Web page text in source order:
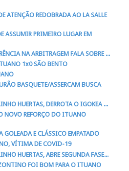
ATENÇÃO REDOBRADA AO LA SALLE
ASSUMIR PRIMEIRO LUGAR EM
NA ARBITRAGEM FALA SOBRE ...
1x0 SÃO BENTO
BASQUETE/ASSERCAM BUSCA
HUERTAS, DERROTA O IGOKEA ...
NOVO REFORÇO DO ITUANO
GOLEADA E CLÁSSICO EMPATADO
VÍTIMA DE COVID-19
HUERTAS, ABRE SEGUNDA FASE...
FOI BOM PARA O ITUANO